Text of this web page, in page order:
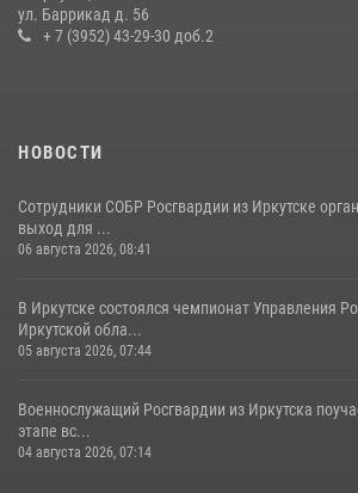
В Иркутске сотрудники вневедомственной
приняли участие в благотворительной акции
ул. Баррикад д. 56
+ 7 (3952) 43-29-30 доб.2
НОВОСТИ
Сотрудники СОБР Росгвардии из Иркутске
выход для ...
06 августа 2026, 08:41
В Иркутске состоялся чемпионат Управления
Иркутской обла...
05 августа 2026, 07:44
Военнослужащий Росгвардии из Иркутска
этапе вс...
04 августа 2026, 07:14